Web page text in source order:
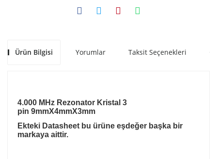
Ürün Bilgisi Yorumlar Taksit Seçenekleri
4.000 MHz Rezonator Kristal 3
pin 9mmX4mmX3mm
Ekteki Datasheet bu ürüne eşdeğer başka bir
markaya aittir.